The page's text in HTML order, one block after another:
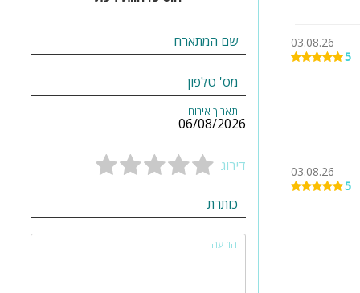
ות, יום
03.08.26
5
03.08.26
5
שם המתארח
מס' טלפון
תאריך אירוח
דירוג
כותרת
הודעה